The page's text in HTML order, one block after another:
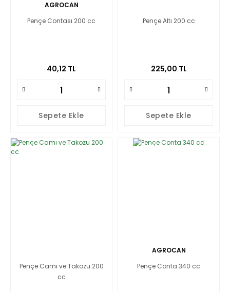
AGROCAN
Pençe Contası 200 cc
40,12 TL
Sepete Ekle
Pençe Altı 200 cc
225,00 TL
Sepete Ekle
Pençe Camı ve Takozu 200
cc
AGROCAN
Pençe Conta 340 cc